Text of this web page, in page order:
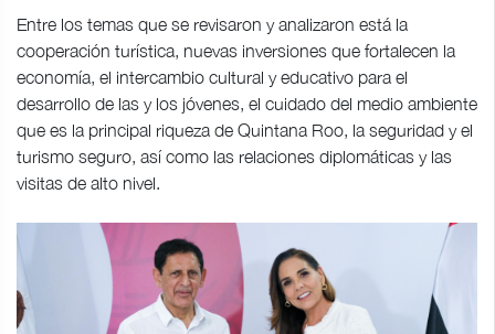
Entre los temas que se revisaron y analizaron está la
cooperación turística, nuevas inversiones que fortalecen la
economía, el intercambio cultural y educativo para el
desarrollo de las y los jóvenes, el cuidado del medio ambiente
que es la principal riqueza de Quintana Roo, la seguridad y el
turismo seguro, así como las relaciones diplomáticas y las
visitas de alto nivel.